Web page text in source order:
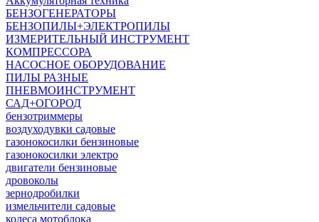
БЕНЗОГЕНЕРАТОРЫ
БЕНЗОПИЛЫ+ЭЛЕКТРОПИЛЫ
ИЗМЕРИТЕЛЬНЫЙ ИНСТРУМЕНТ
КОМПРЕССОРА
НАСОСНОЕ ОБОРУДОВАНИЕ
ПИЛЫ РАЗНЫЕ
ПНЕВМОИНСТРУМЕНТ
САД+ОГОРОД
бензотриммеры
воздуходувки садовые
газонокосилки бензиновые
газонокосилки электро
двигатели бензиновые
дровоколы
зернодробилки
измельчители садовые
колеса мотоблока